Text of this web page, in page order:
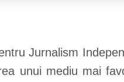
Jurnalism
unui mediu mai